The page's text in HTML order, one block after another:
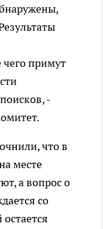
примут
-
что в
месте
а вопрос о
со